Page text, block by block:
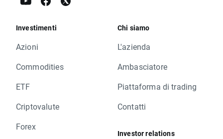
Investimenti
Azioni
Commodities
ETF
Criptovalute
Forex
Chi siamo
L'azienda
Ambasciatore
Piattaforma di trading
Contatti
Investor relations